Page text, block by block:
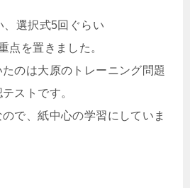
選択式5回ぐらい
点を置きました。
のは大原のトレーニング問題
ストです。
で、紙中心の学習にしていま